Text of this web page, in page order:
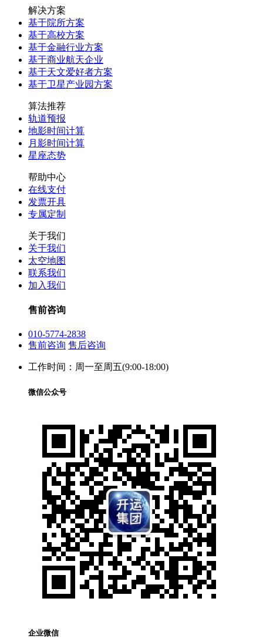
解决方案
基于院所方案
基于高校方案
基于金融行业方案
基于商业航天企业
基于天文爱好者方案
基于卫星产业园方案
算法推荐
轨道预报
地影时间计算
月影时间计算
星座态势
帮助中心
在线支付
发票开具
专属定制
关于我们
关于我们
太空地图
联系我们
加入我们
售前咨询
010-5774-2838
售前咨询 售后咨询
工作时间：周一至周五(9:00-18:00)
微信公众号
企业微信